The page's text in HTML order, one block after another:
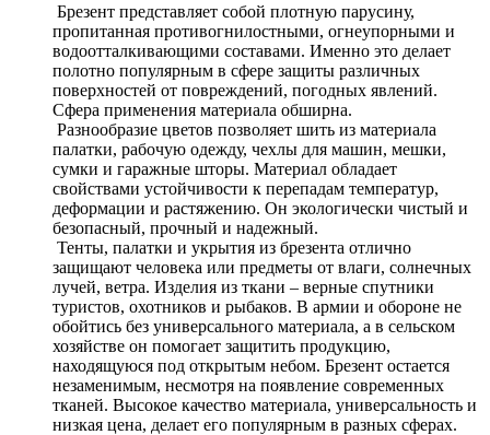
Брезент представляет собой плотную парусину,
пропитанная противогнилостными, огнеупорными и
водоотталкивающими составами. Именно это делает
полотно популярным в сфере защиты различных
поверхностей от повреждений, погодных явлений.
Сфера применения материала обширна.
Разнообразие цветов позволяет шить из материала
палатки, рабочую одежду, чехлы для машин, мешки,
сумки и гаражные шторы. Материал обладает
свойствами устойчивости к перепадам температур,
деформации и растяжению. Он экологически чистый и
безопасный, прочный и надежный.
Тенты, палатки и укрытия из брезента отлично
защищают человека или предметы от влаги, солнечных
лучей, ветра. Изделия из ткани – верные спутники
туристов, охотников и рыбаков. В армии и обороне не
обойтись без универсального материала, а в сельском
хозяйстве он помогает защитить продукцию,
находящуюся под открытым небом. Брезент остается
незаменимым, несмотря на появление современных
тканей. Высокое качество материала, универсальность и
низкая цена, делает его популярным в разных сферах.